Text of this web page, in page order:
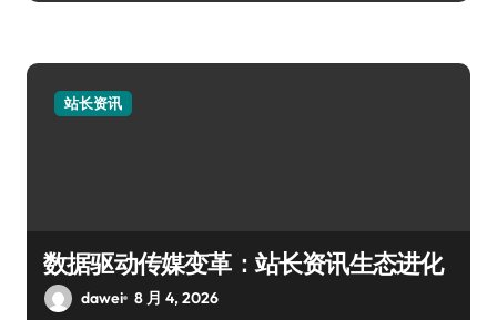
站长资讯
数据驱动传媒变革：站长资讯生态进化
dawei 8 月 4, 2026